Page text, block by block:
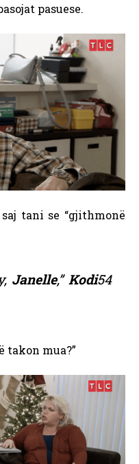
pasuese.
tani se “gjithmonë
Janelle,”Kodi54
takon mua?”